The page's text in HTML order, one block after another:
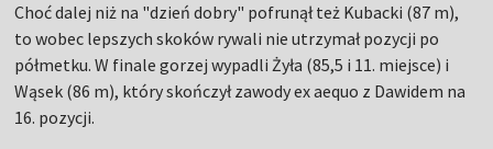
Choć dalej niż na "dzień dobry" pofrunął też Kubacki (87 m),
to wobec lepszych skoków rywali nie utrzymał pozycji po
półmetku. W finale gorzej wypadli Żyła (85,5 i 11. miejsce) i
Wąsek (86 m), który skończył zawody ex aequo z Dawidem na
16. pozycji.